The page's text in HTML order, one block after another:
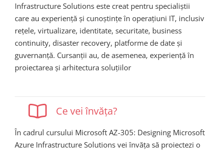
Infrastructure Solutions este creat pentru specialiștii
care au experiență și cunoștințe în operațiuni IT, inclusiv
rețele, virtualizare, identitate, securitate, business
continuity, disaster recovery, platforme de date și
guvernanță. Cursanții au, de asemenea, experiență în
proiectarea și arhitectura soluțiilor
Ce vei învăța?
În cadrul cursului Microsoft AZ-305: Designing Microsoft
Azure Infrastructure Solutions vei învăța să proiectezi o